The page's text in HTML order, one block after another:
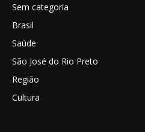
Sem categoria
Brasil
Saúde
São José do Rio Preto
Região
Cultura